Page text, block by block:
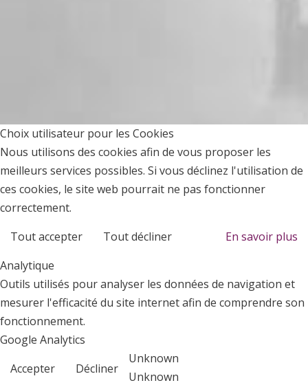
Choix utilisateur pour les Cookies
Nous utilisons des cookies afin de vous proposer les
meilleurs services possibles. Si vous déclinez l'utilisation de
ces cookies, le site web pourrait ne pas fonctionner
correctement.
Tout accepter
Tout décliner
En savoir plus
Analytique
Outils utilisés pour analyser les données de navigation et
mesurer l'efficacité du site internet afin de comprendre son
fonctionnement.
Google Analytics
Accepter
Décliner
Unknown
Unknown